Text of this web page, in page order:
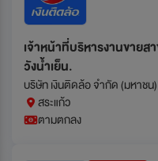
เจ้าหน้าที่บริหารงานขายส
วังน้ำเย็น.
บริษัท เงินติดล้อ จำกัด (มหาชน)
สระแก้ว
ตามตกลง